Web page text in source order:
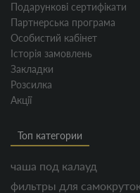
Подарункові сертифікати
Партнерська програма
Особистий кабінет
Історія замовлень
Закладки
Розсилка
Акції
Топ категории
чаша под калауд
фильтры для